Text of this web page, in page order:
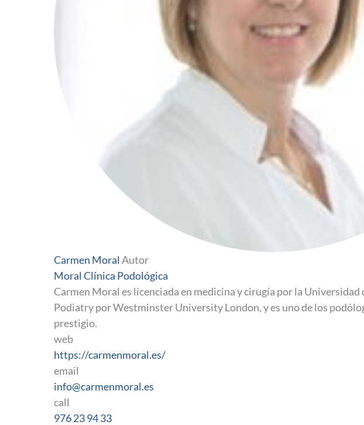
Carmen Moral Autor
Moral Clínica Podológica
Carmen Moral es licenciada en medicina y cirugía por la Universidad
Podiatry por Westminster University London, y es uno de los
prestigio.
web
https://carmenmoral.es/
email
info@carmenmoral.es
call
976 23 94 33